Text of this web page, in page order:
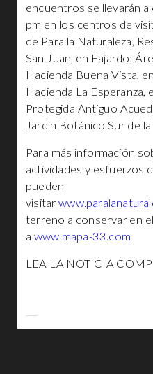
encuentros se llevarán
pm en los centros de
de Para la Naturaleza,
San Juan, en Fajardo;
Hacienda Buena Vista,
Hacienda La
Protegida Antiguo
Jardín Botánico Sur de la
Para más información
actividades y esfuerzos
pueden
visitar
terreno a conservar en
a www.mapa-33.com
LEA LA NOTICIA